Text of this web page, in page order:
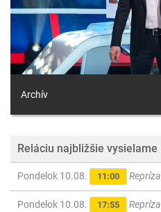
Archív
Reláciu najbližšie vysielame
Pondelok 10.08. 11:00 Repríza
Pondelok 10.08. 17:55 Repríza